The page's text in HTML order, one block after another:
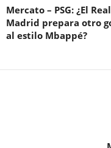
Mercato – PSG: ¿El Real
Madrid prepara otro
al estilo Mbappé?